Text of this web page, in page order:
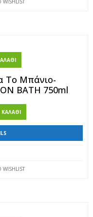
WISHLIST
Το Μπάνιο-
BATH 750ml
WISHLIST